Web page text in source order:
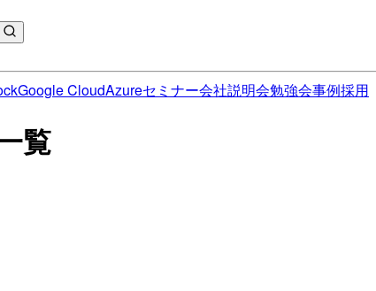
Google CloudAzureセミナー会社説明会勉強会事例採用
覧